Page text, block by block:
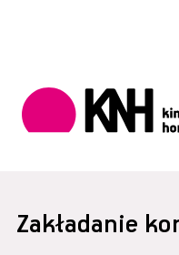
Zakładanie